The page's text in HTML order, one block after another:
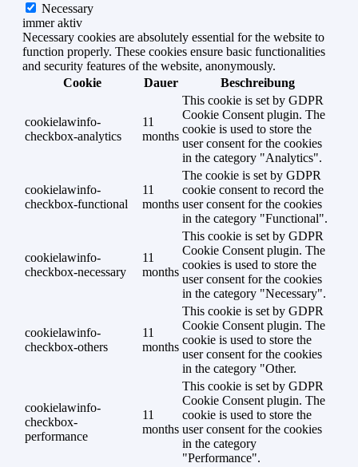
Necessary
immer aktiv
Necessary cookies are absolutely essential for the website to
function properly. These cookies ensure basic functionalities
and security features of the website, anonymously.
Cookie
Dauer Beschreibung
cookielawinfo-
checkbox-analytics
11
months
This cookie is set by GDPR
Cookie Consent plugin. The
cookie is used to store the
user consent for the cookies
in the category "Analytics".
cookielawinfo-
checkbox-functional
11
months
The cookie is set by GDPR
cookie consent to record the
user consent for the cookies
in the category "Functional".
cookielawinfo-
checkbox-necessary
11
months
This cookie is set by GDPR
Cookie Consent plugin. The
cookies is used to store the
user consent for the cookies
in the category "Necessary".
cookielawinfo-
checkbox-others
11
months
This cookie is set by GDPR
Cookie Consent plugin. The
cookie is used to store the
user consent for the cookies
in the category "Other.
cookielawinfo-
checkbox-
performance
11
months
This cookie is set by GDPR
Cookie Consent plugin. The
cookie is used to store the
user consent for the cookies
in the category
"Performance".